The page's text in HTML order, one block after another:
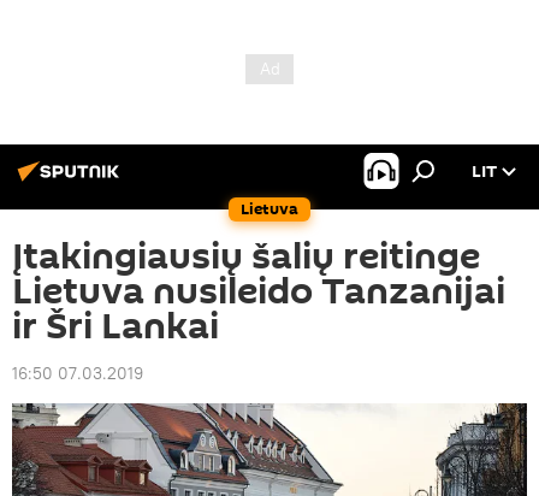
Lietuva
LIT
Įtakingiausių šalių reitinge
Lietuva nusileido Tanzanijai
ir Šri Lankai
16:50 07.03.2019